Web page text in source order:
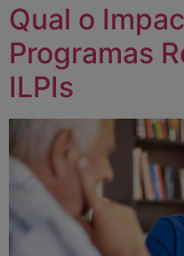
Qual o
Programas
ILPIs